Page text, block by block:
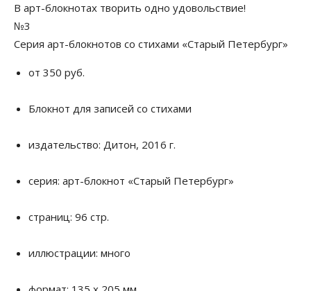
В арт-блокнотах творить одно удовольствие!
№3
Серия арт-блокнотов со стихами «Старый Петербург»
от 350 руб.
Блокнот для записей со стихами
издательство: Дитон, 2016 г.
серия: арт-блокнот «Старый Петербург»
страниц: 96 стр.
иллюстрации: много